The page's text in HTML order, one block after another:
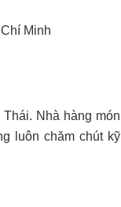
Minh
Nhà hàng món
luôn chăm chút kỹ